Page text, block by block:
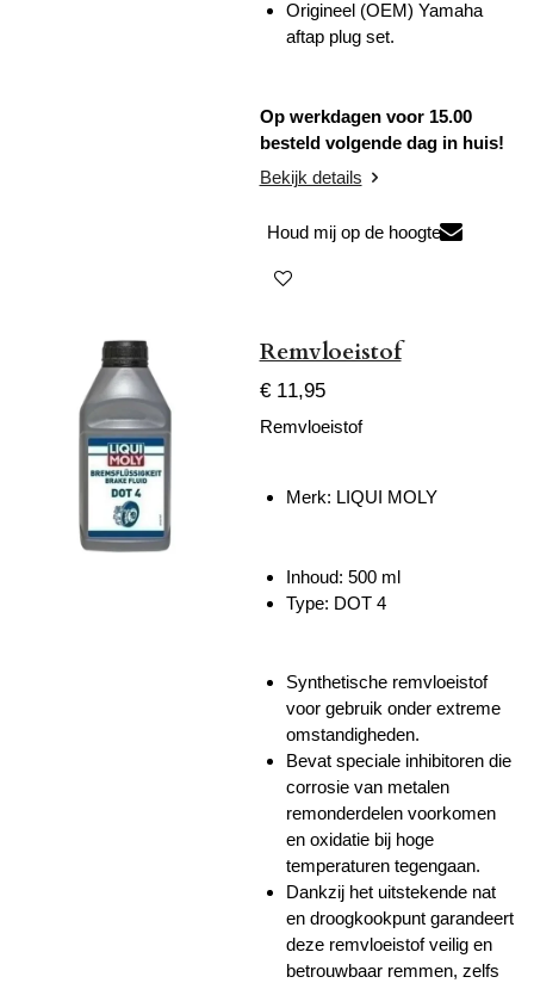
Origineel (OEM) Yamaha
aftap plug set.
Op werkdagen voor 15.00
besteld volgende dag in huis!
Bekijk details
Houd mij op de hoogte
Remvloeistof
€ 11,95
Remvloeistof
Merk: LIQUI MOLY
Inhoud: 500 ml
Type: DOT 4
Synthetische remvloeistof
voor gebruik onder extreme
omstandigheden.
Bevat speciale inhibitoren die
corrosie van metalen
remonderdelen voorkomen
en oxidatie bij hoge
temperaturen tegengaan.
Dankzij het uitstekende nat
en droogkookpunt garandeert
deze remvloeistof veilig en
betrouwbaar remmen, zelfs